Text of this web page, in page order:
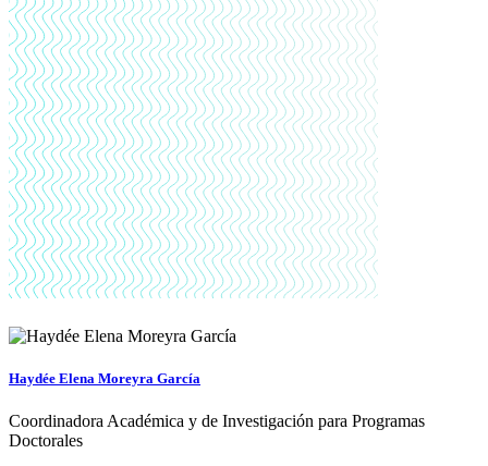
Haydée Elena Moreyra García
Coordinadora Académica y de Investigación para Programas
Doctorales